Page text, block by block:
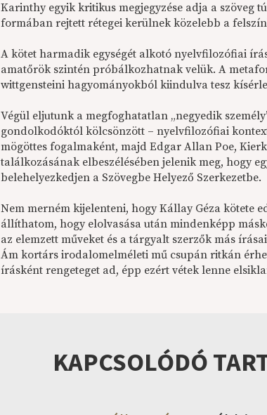
Karinthy egyik kritikus megjegyzése adja a szöveg
formában rejtett rétegei kerülnek közelebb a
A kötet harmadik egységét alkotó nyelvfilozófiai
amatőrök szintén próbálkozhatnak velük. A
wittgensteini hagyományokból kiindulva tesz
Végül eljutunk a megfoghatatlan „negyedik
gondolkodóktól kölcsönzött – nyelvfilozófiai
mögöttes fogalmaként, majd Edgar Allan Poe,
találkozásának elbeszélésében jelenik meg, hogy
belehelyezkedjen a Szövegbe Helyező Szerkezetbe.
Nem merném kijelenteni, hogy Kállay Géza kötete
állíthatom, hogy elolvasása után mindenképp
az elemzett műveket és a tárgyalt szerzők más
Ám kortárs irodalomelméleti mű csupán ritkán
írásként rengeteget ad, épp ezért vétek lenne
KAPCSOLÓDÓ